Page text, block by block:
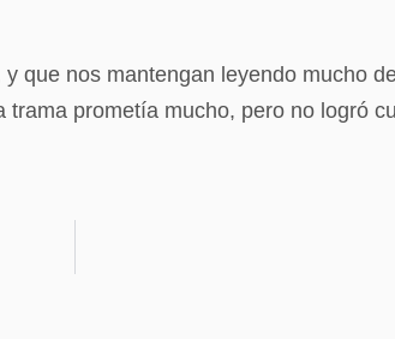
que nos mantengan leyendo mucho
prometía mucho, pero no logró